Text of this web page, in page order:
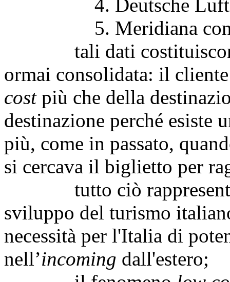
4. Deutsche
5. Meridiana con
tali dati costituiscono
ormai consolidata: il
costpiù che della
destinazione perché esiste
più, come in passato,
si cercava il biglietto per
tutto ciò rappresenta
sviluppo del turismo
necessità per l'Italia di
nell’incoming dall'estero;